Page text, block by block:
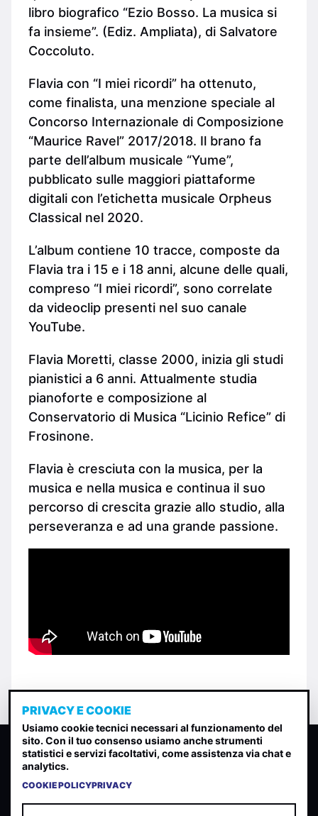
libro biografico “Ezio Bosso. La musica si
fa insieme”. (Ediz. Ampliata), di Salvatore
Coccoluto.
Flavia con “I miei ricordi” ha ottenuto,
come finalista, una menzione speciale al
Concorso Internazionale di Composizione
“Maurice Ravel” 2017/2018. Il brano fa
parte dell’album musicale “Yume”,
pubblicato sulle maggiori piattaforme
digitali con l’etichetta musicale Orpheus
Classical nel 2020.
L’album contiene 10 tracce, composte da
Flavia tra i 15 e i 18 anni, alcune delle quali,
compreso “I miei ricordi”, sono correlate
da videoclip presenti nel suo canale
YouTube.
Flavia Moretti, classe 2000, inizia gli studi
pianistici a 6 anni. Attualmente studia
pianoforte e composizione al
Conservatorio di Musica “Licinio Refice” di
Frosinone.
Flavia è cresciuta con la musica, per la
musica e nella musica e continua il suo
percorso di crescita grazie allo studio, alla
perseveranza e ad una grande passione.
CLASSIFICA INDIE
Classifica per indice di gradimento generata dall analisi di
PRIVACY E COOKIE
Usiamo cookie tecnici necessari al funzionamento del
sito. Con il tuo consenso usiamo anche strumenti
statistici e servizi facoltativi, come assistenza via chat e
analytics.
COOKIE POLICYPRIVACY